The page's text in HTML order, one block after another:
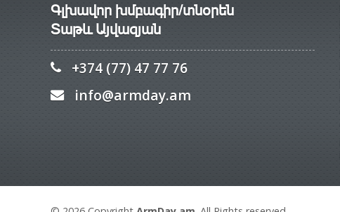
Գլխավոր խմբագիր/տնօրեն
Տաթև Այվազյան
+374 (77) 47 77 76
info@armday.am